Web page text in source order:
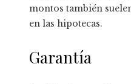
montos también
en las hipotecas.
Garantía